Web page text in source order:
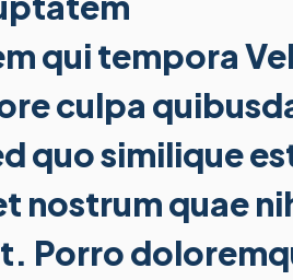
qui tempora
culpa
quo similique
nostrum quae
Porro